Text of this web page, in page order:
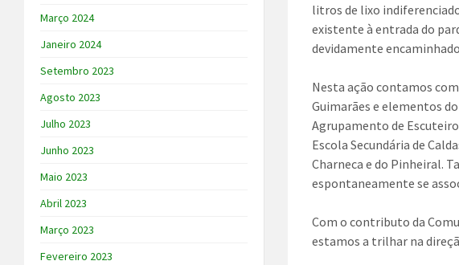
litros de lixo
existente à entrada do
devidamente
Nesta ação contamos
Guimarães e elementos
Agrupamento de
Escola Secundária de
Charneca e do Pinheiral.
espontaneamente se
Com o contributo da
estamos a trilhar na
Março 2024
Janeiro 2024
Setembro 2023
Agosto 2023
Julho 2023
Junho 2023
Maio 2023
Abril 2023
Março 2023
Fevereiro 2023